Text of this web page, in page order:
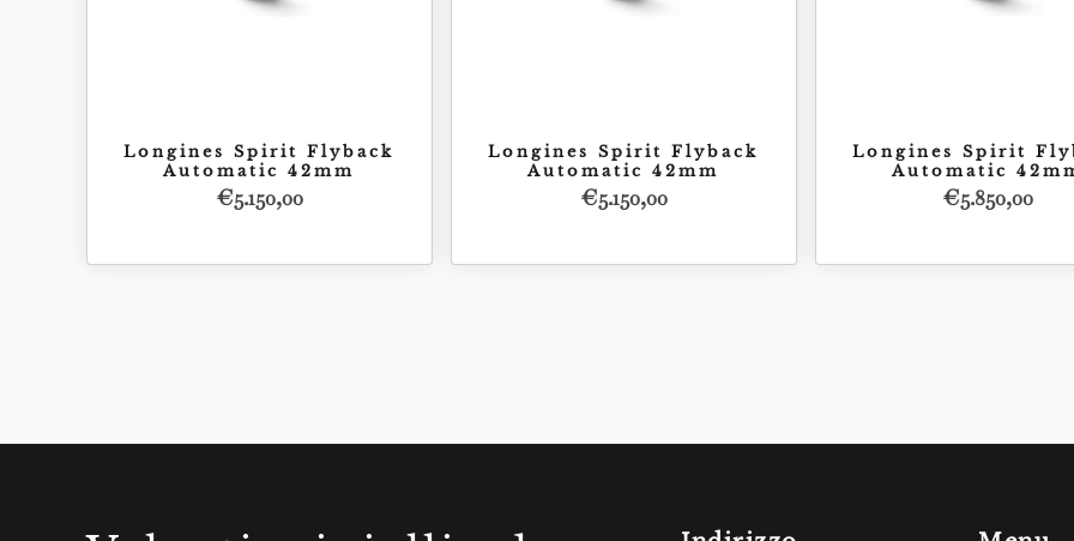
Longines Spirit Flyback
Automatic 42mm
€5.150,00
Longines Spirit Flyback
Automatic 42mm
€5.150,00
Longines Spirit
Automatic
€5.850,00